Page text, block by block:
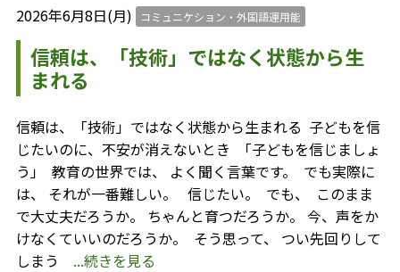
2026年6月8日(月) コミュニケション・外国語運用能
信頼は、「技術」ではなく状態から生
まれる
信頼は、「技術」ではなく状態から生まれる ⁡ 子どもを信
じたいのに、不安が消えないとき ⁡ 「子どもを信じましょ
う」 ⁡ 教育の世界では、 よく聞く言葉です。 ⁡ でも実際に
は、 それが一番難しい。 ⁡ ⁡ 信じたい。 ⁡ でも、 ⁡ このまま
で大丈夫だろうか。 ちゃんと育つだろうか。 今、声をか
けなくていいのだろうか。 ⁡ そう思って、 つい先回りして
しまう ...続きを見る